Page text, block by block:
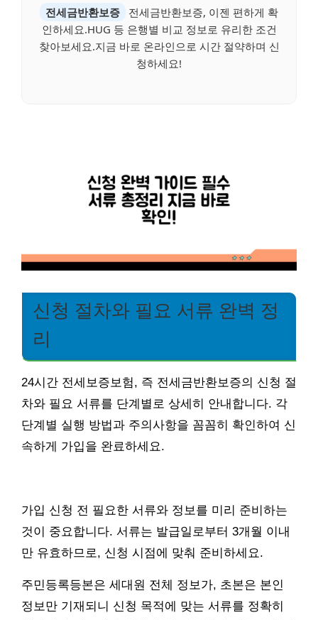
전세금반환보증
전세금반환보증, 이젠 편하게 확
인하세요.HUG 등 은행별 비교 정보로 유리한 조건
찾아보세요.지금 바로 온라인으로 시간 절약하며 신
청하세요!
신청 절차와 필요 서류 완벽 정
리
24시간 전세보증보험, 즉 전세금반환보증의 신청 절
차와 필요 서류를 단계별로 상세히 안내합니다. 각
단계별 실행 방법과 주의사항을 꼼꼼히 확인하여 신
속하게 가입을 완료하세요.
가입 신청 전 필요한 서류와 정보를 미리 준비하는
것이 중요합니다. 서류는 발급일로부터 3개월 이내
만 유효하므로, 신청 시점에 맞춰 준비하세요.
주민등록등본은 세대원 전체 정보가, 초본은 본인
정보만 기재되니 신청 목적에 맞는 서류를 정확히